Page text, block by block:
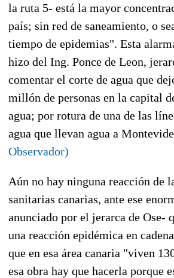
la ruta 5- está la mayor
país; sin red de saneamiento, o
tiempo de epidemias". Esta
hizo del Ing. Ponce de Leon,
comentar el corte de agua que
millón de personas en la capital
agua; por rotura de una de las
agua que llevan agua a
Observador)
Aún no hay ninguna reacción de
sanitarias canarias, ante ese
anunciado por el jerarca de Ose-
una reacción epidémica en
que en esa área canaria "viven
esa obra hay que hacerla porque